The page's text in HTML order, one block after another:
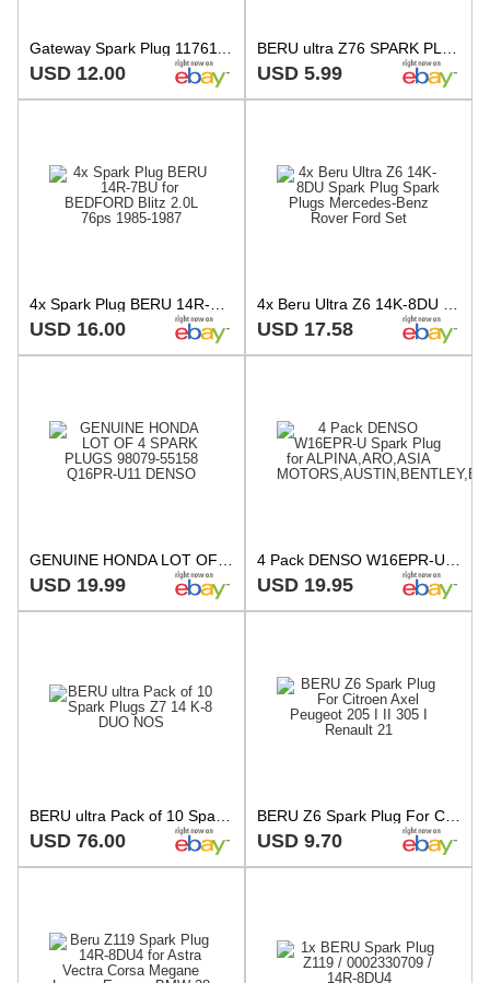
USD 12.00 USD 5.99
USD 16.00 USD 17.58
USD 19.99 USD 19.95
USD 76.00 USD 9.70